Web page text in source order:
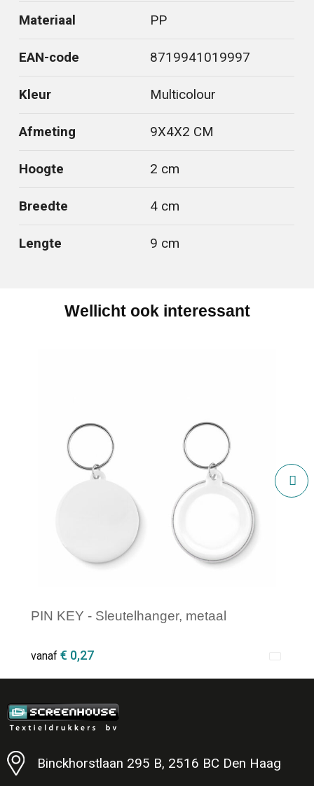
Materiaal PP
EAN-code 8719941019997
Kleur Multicolour
Afmeting 9X4X2 CM
Hoogte 2 cm
Breedte 4 cm
Lengte 9 cm
Wellicht ook interessant
PIN KEY - Sleutelhanger, metaal
vanaf € 0,27
Minimale afname: 1
Binckhorstlaan 295 B, 2516 BC Den Haag